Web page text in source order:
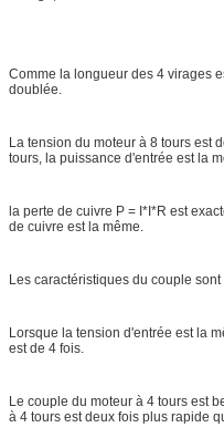
Comme la longueur des 4 virages
doublée.
La tension du moteur à 8 tours est
tours, la puissance d'entrée est la
la perte de cuivre P = I*I*R est
de cuivre est la même.
Les caractéristiques du couple
Lorsque la tension d'entrée est la
est de 4 fois.
Le couple du moteur à 4 tours est
à 4 tours est deux fois plus rapide